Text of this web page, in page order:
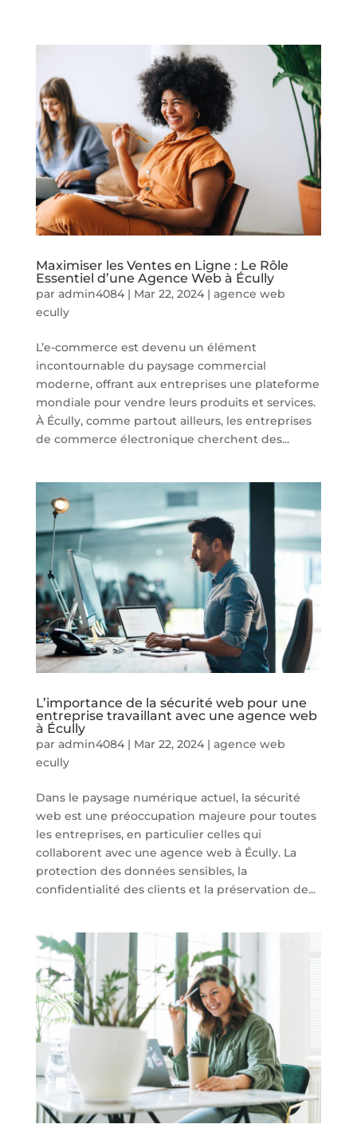
Maximiser les Ventes en Ligne : Le Rôle
Essentiel d’une Agence Web à Écully
par admin4084| Mar 22, 2024| agence web
ecully
L’e-commerce est devenu un élément
incontournable du paysage commercial
moderne, offrant aux entreprises une plateforme
mondiale pour vendre leurs produits et services.
À Écully, comme partout ailleurs, les entreprises
de commerce électronique cherchent des...
L’importance de la sécurité web pour une
entreprise travaillant avec une agence web
à Écully
par admin4084| Mar 22, 2024| agence web
ecully
Dans le paysage numérique actuel, la sécurité
web est une préoccupation majeure pour toutes
les entreprises, en particulier celles qui
collaborent avec une agence web à Écully. La
protection des données sensibles, la
confidentialité des clients et la préservation de...